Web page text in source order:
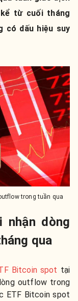
từ cuối tháng
có dấu hiệu suy
trong tuần qua
nhận dòng
qua
Bitcoin spot tại
outflow trong
ETF Bitcoin spot